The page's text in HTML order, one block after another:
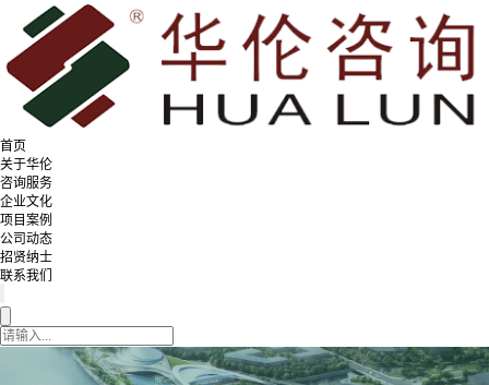
首页
关于华伦
咨询服务
企业文化
项目案例
公司动态
招贤纳士
联系我们